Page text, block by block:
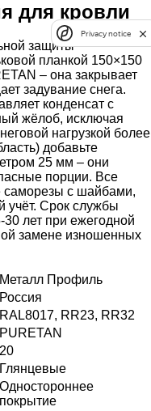
для кровли
защиты
планкой 150×150
– она закрывает
задувание снега.
конденсат с
жёлоб, исключая
нагрузкой более
добавьте
25 мм – они
порции. Все
саморезы с шайбами,
учёт. Срок службы
30 лет при ежегодной
замене изношенных
Металл Профиль
Россия
RAL8017, RR23, RR32
PURETAN
20
Глянцевые
Одностороннее
покрытие
Privacy notice